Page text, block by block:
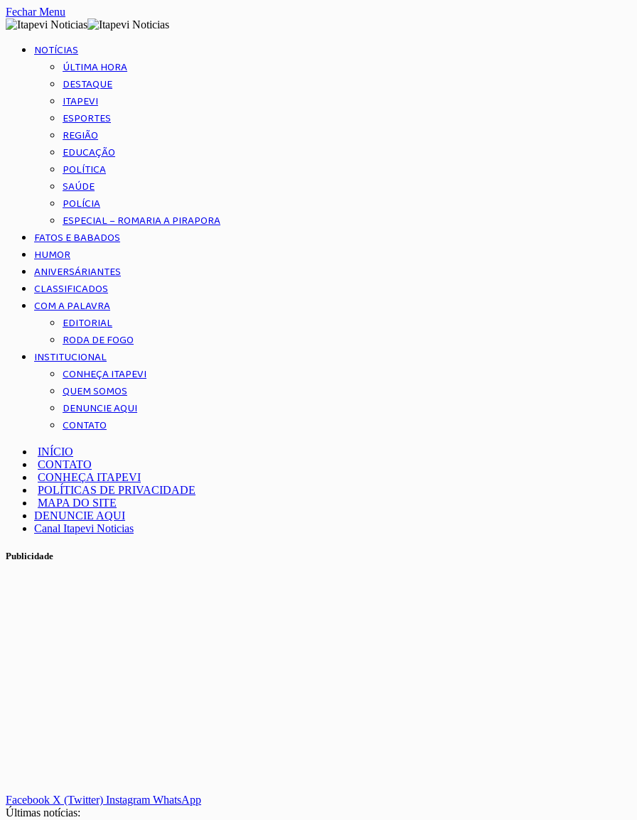
Fechar Menu
NOTÍCIAS
ÚLTIMA HORA
DESTAQUE
ITAPEVI
ESPORTES
REGIÃO
EDUCAÇÃO
POLÍTICA
SAÚDE
POLÍCIA
ESPECIAL – ROMARIA A PIRAPORA
FATOS E BABADOS
HUMOR
ANIVERSÁRIANTES
CLASSIFICADOS
COM A PALAVRA
EDITORIAL
RODA DE FOGO
INSTITUCIONAL
CONHEÇA ITAPEVI
QUEM SOMOS
DENUNCIE AQUI
CONTATO
INÍCIO
CONTATO
CONHEÇA ITAPEVI
POLÍTICAS DE PRIVACIDADE
MAPA DO SITE
DENUNCIE AQUI
Canal Itapevi Noticias
Publicidade
Facebook X (Twitter) Instagram WhatsApp
Últimas notícias: